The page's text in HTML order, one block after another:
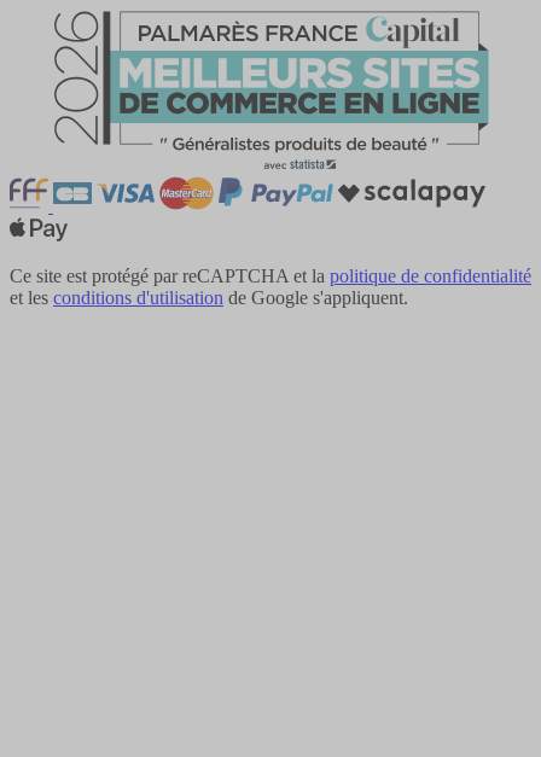
Ce site est protégé par reCAPTCHA et la politique de confidentialité
et les conditions d'utilisation de Google s'appliquent.